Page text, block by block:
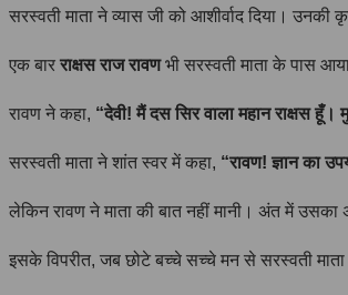
सरस्वती माता ने व्यास जी को आशीर्वाद दिया।
एक बार राक्षस राज रावणभी सरस्वती माता के पास
रावण ने कहा, “देवी! मैं दस सिर वाला महान राक्षस
सरस्वती माता ने शांत स्वर में कहा, “रावण! ज्ञान का
लेकिन रावण ने माता की बात नहीं मानी। अंत में
इसके विपरीत, जब छोटे बच्चे सच्चे मन से सरस्वती